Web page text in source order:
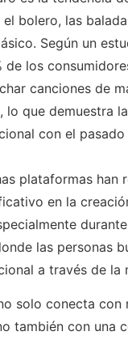
bolero, las
Según un
de los
canciones de
lo que demuestra
con el pasado
plataformas han
en la
las personas
a través de la
solo conecta con
también con una